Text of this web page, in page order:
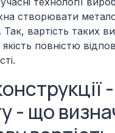
створювати
Так, вартість таких
повністю
- що